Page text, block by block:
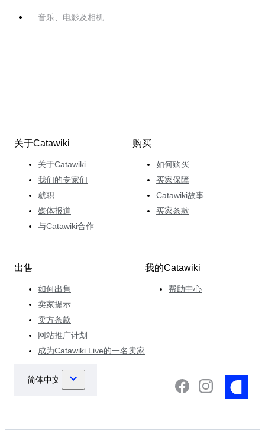
音乐、电影及相机
关于Catawiki
关于Catawiki
我们的专家们
就职
媒体报道
与Catawiki合作
购买
如何购买
买家保障
Catawiki故事
买家条款
出售
如何出售
卖家提示
卖方条款
网站推广计划
成为Catawiki Live的一名卖家
我的Catawiki
帮助中心